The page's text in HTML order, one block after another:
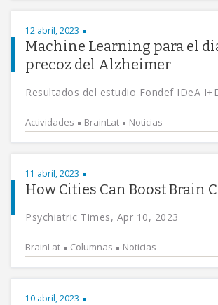
12 abril, 2023
Machine Learning para el
precoz del Alzheimer
Resultados del estudio Fondef IDeA
Actividades BrainLat Noticias
11 abril, 2023
How Cities Can Boost Brain
Psychiatric Times, Apr 10, 2023
BrainLat Columnas Noticias
10 abril, 2023